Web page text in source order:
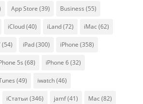
App Store (39) Business (55)
iCloud(40) iLand(72) iMac (62)
(54) iPad(300) iPhone (358)
5s (68) iPhone 6(32)
(49) iwatch(46)
iСтатьи (346) jamf(41) Mac (82)